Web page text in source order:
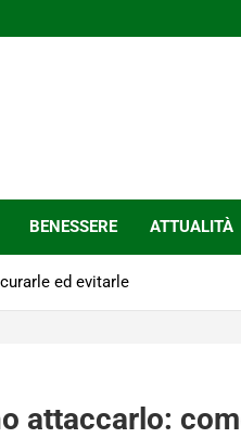
BENESSERE ATTUALITÀ
ed evitarle
attaccarlo: